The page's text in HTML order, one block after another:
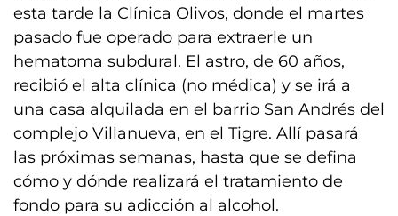
esta tarde la Clínica Olivos, donde el martes
pasado fue operado para extraerle un
hematoma subdural. El astro, de 60 años,
recibió el alta clínica (no médica) y se irá a
una casa alquilada en el barrio San Andrés del
complejo Villanueva, en el Tigre. Allí pasará
las próximas semanas, hasta que se defina
cómo y dónde realizará el tratamiento de
fondo para su adicción al alcohol.